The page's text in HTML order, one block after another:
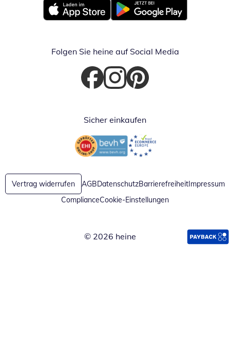
Öffnet in neuem FensterÖffnet in neuem Fenster
Folgen Sie heine auf Social Media
Öffnet in neuem Fenster
Öffnet in neuem Fenster
Öffnet in neuem Fenster
Sicher einkaufen
Öffnet in neuem FensterÖffnet in neuem Fenster
Vertrag widerrufen AGBDatenschutzBarrierefreiheitImpressum
ComplianceCookie-Einstellungen
© 2026 heine